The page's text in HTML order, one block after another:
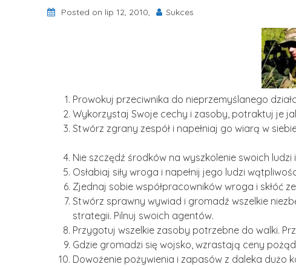
Posted on lip 12, 2010, Sukces
Prowokuj przeciwnika do nieprzemyślanego
Wykorzystaj Swoje cechy i zasoby, potraktuj je
Stwórz zgrany zespół i napełniaj go wiarą w
Nie szczędź środków na wyszkolenie swoich
Osłabiaj siły wroga i napełnij jego ludzi
Zjednaj sobie współpracowników wroga i skłóć
Stwórz sprawny wywiad i gromadź wszelkie
strategii. Pilnuj swoich agentów.
Przygotuj wszelkie zasoby potrzebne do walki.
Gdzie gromadzi się wojsko, wzrastają ceny
Dowożenie pożywienia i zapasów z daleka dużo